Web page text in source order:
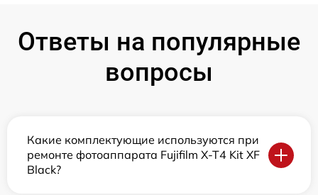
Ответы на популярные
вопросы
Какие комплектующие используются при
ремонте фотоаппарата Fujifilm X-T4 Kit XF
Black?